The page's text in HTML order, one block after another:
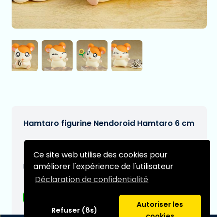
Ce site web utilise des cookies pour
améliorer l'expérience de l'utilisateur
Déclaration de confidentialité
Refuser (8s)
Autoriser les
Hamtaro figurine Nendoroid Hamtaro 6 cm
€57,95
Date de livraison prévue:
N/A
Type:
Série: